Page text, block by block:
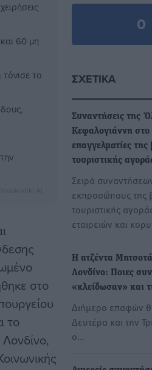
60 μη
το
στο
το
0
ΣΧΕΤΙΚΆ
Συναντήσεις της
Κεφαλογιάννη στο
επαγγελματίες της
τουριστικής
Σειρά
εκπροσώπους της
τουριστικής
εταιρειών και
Η ατζέντα
Λονδίνο: Ποιες
«κλείδωσαν» και
Διήμερο επαφών
Δευτέρα και την
ο…